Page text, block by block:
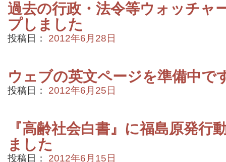
過去の行政・法令等ウォッチャ
プしました
投稿日： 2012年6月28日
ウェブの英文ページを準備中で
投稿日： 2012年6月25日
『高齢社会白書』に福島原発行
ました
投稿日： 2012年6月15日